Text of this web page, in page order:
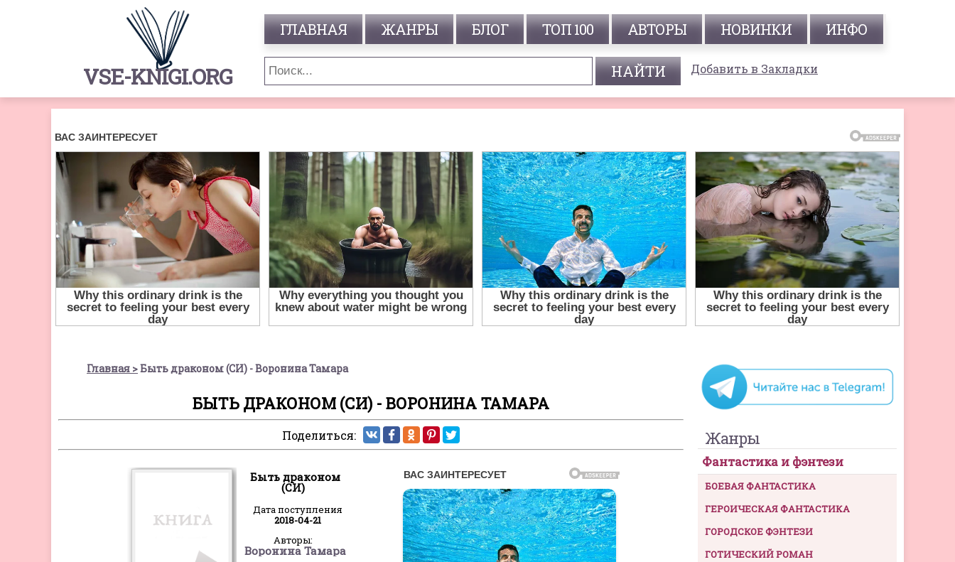
VSE-KNIGI.ORG
ГЛАВНАЯ ЖАНРЫ БЛОГ ТОП 100 АВТОРЫ НОВИНКИ ИНФО
Добавить в Закладки
Главная Быть драконом (СИ) - Воронина Тамара
БЫТЬ ДРАКОНОМ (СИ) - ВОРОНИНА ТАМАРА
Поделиться:
Быть драконом
(СИ)
Дата поступления
2018-04-21
Авторы:
Воронина Тамара
Жанры
Фантастика и фэнтези
БОЕВАЯ ФАНТАСТИКА
ГЕРОИЧЕСКАЯ ФАНТАСТИКА
ГОРОДСКОЕ ФЭНТЕЗИ
ГОТИЧЕСКИЙ РОМАН